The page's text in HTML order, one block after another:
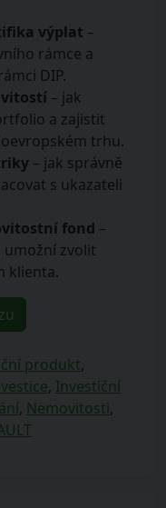
výplat –
rámce a
DIP.
– jak
a zajistit
trhu.
– jak správně
s ukazateli
fond –
umožní zvolit
klienta.
produkt,
, Investiční
, Nemovitosti,